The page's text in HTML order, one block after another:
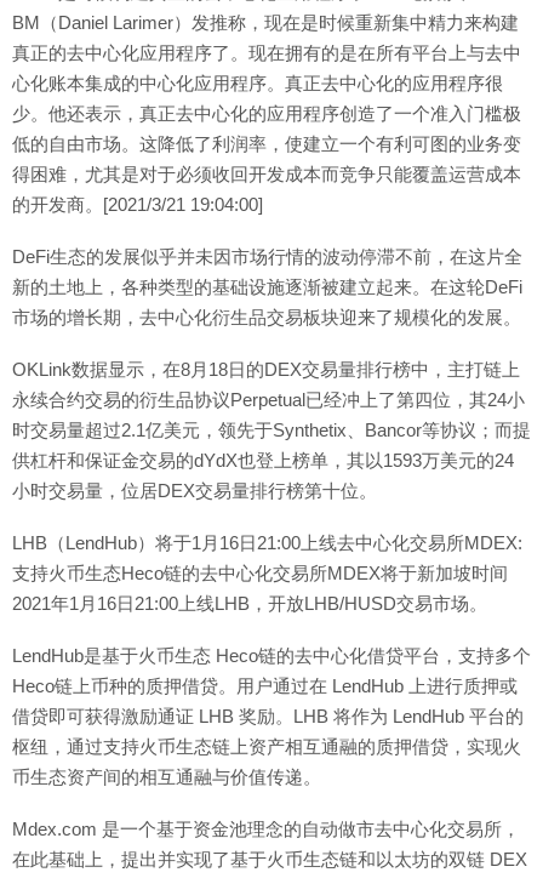
BM（Daniel Larimer）发推称，现在是时候重新集中精力来构建
真正的去中心化应用程序了。现在拥有的是在所有平台上与去中
心化账本集成的中心化应用程序。真正去中心化的应用程序很
少。他还表示，真正去中心化的应用程序创造了一个准入门槛极
低的自由市场。这降低了利润率，使建立一个有利可图的业务变
得困难，尤其是对于必须收回开发成本而竞争只能覆盖运营成本
的开发商。[2021/3/21 19:04:00]
DeFi生态的发展似乎并未因市场行情的波动停滞不前，在这片全
新的土地上，各种类型的基础设施逐渐被建立起来。在这轮DeFi
市场的增长期，去中心化衍生品交易板块迎来了规模化的发展。
OKLink数据显示，在8月18日的DEX交易量排行榜中，主打链上
永续合约交易的衍生品协议Perpetual已经冲上了第四位，其24小
时交易量超过2.1亿美元，领先于Synthetix、Bancor等协议；而提
供杠杆和保证金交易的dYdX也登上榜单，其以1593万美元的24
小时交易量，位居DEX交易量排行榜第十位。
LHB（LendHub）将于1月16日21:00上线去中心化交易所MDEX:
支持火币生态Heco链的去中心化交易所MDEX将于新加坡时间
2021年1月16日21:00上线LHB，开放LHB/HUSD交易市场。
LendHub是基于火币生态 Heco链的去中心化借贷平台，支持多个
Heco链上币种的质押借贷。用户通过在 LendHub 上进行质押或
借贷即可获得激励通证 LHB 奖励。LHB 将作为 LendHub 平台的
枢纽，通过支持火币生态链上资产相互通融的质押借贷，实现火
币生态资产间的相互通融与价值传递。
Mdex.com 是一个基于资金池理念的自动做市去中心化交易所，
在此基础上，提出并实现了基于火币生态链和以太坊的双链 DEX